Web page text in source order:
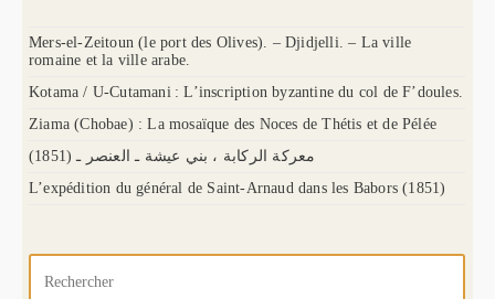
Mers-el-Zeitoun (le port des Olives). – Djidjelli. – La ville
romaine et la ville arabe.
Kotama / U-Cutamani : L’inscription byzantine du col de F’doules.
Ziama (Chobae) : La mosaïque des Noces de Thétis et de Pélée
(1851) معركة الركابة ، بني عيشة ـ العنصر ـ
L’expédition du général de Saint-Arnaud dans les Babors (1851)